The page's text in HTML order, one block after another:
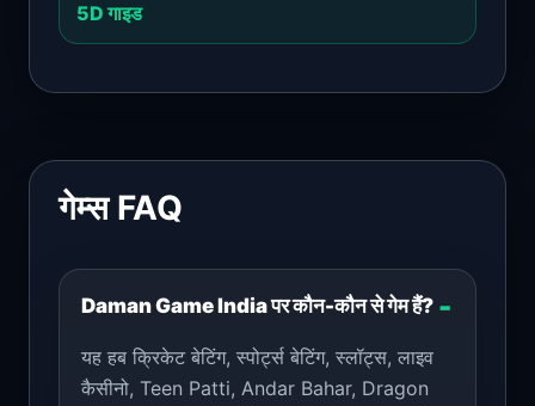
5D गाइड
गेम्स FAQ
Daman Game India पर कौन-कौन से गेम हैं?
यह हब क्रिकेट बेटिंग, स्पोर्ट्स बेटिंग, स्लॉट्स, लाइव
कैसीनो, Teen Patti, Andar Bahar, Dragon